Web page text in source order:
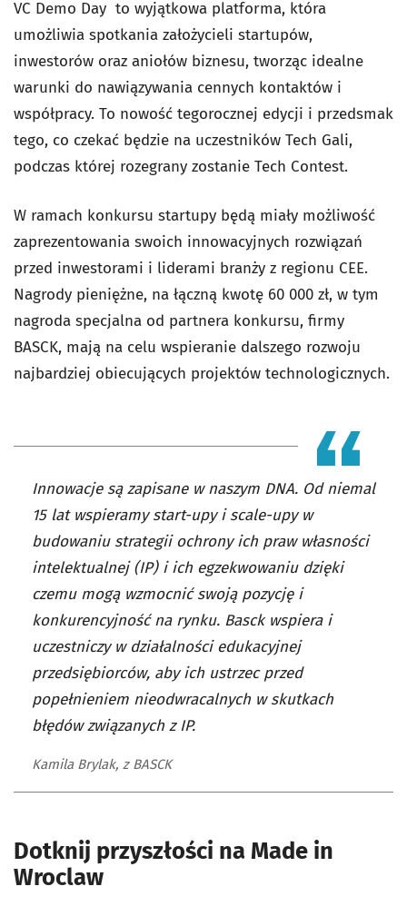
VC Demo Day to wyjątkowa platforma, która
umożliwia spotkania założycieli startupów,
inwestorów oraz aniołów biznesu, tworząc idealne
warunki do nawiązywania cennych kontaktów i
współpracy. To nowość tegorocznej edycji i przedsmak
tego, co czekać będzie na uczestników Tech Gali,
podczas której rozegrany zostanie Tech Contest.
W ramach konkursu startupy będą miały możliwość
zaprezentowania swoich innowacyjnych rozwiązań
przed inwestorami i liderami branży z regionu CEE.
Nagrody pieniężne, na łączną kwotę 60 000 zł, w tym
nagroda specjalna od partnera konkursu, firmy
BASCK, mają na celu wspieranie dalszego rozwoju
najbardziej obiecujących projektów technologicznych.
Innowacje są zapisane w naszym DNA. Od niemal
15 lat wspieramy start-upy i scale-upy w
budowaniu strategii ochrony ich praw własności
intelektualnej (IP) i ich egzekwowaniu dzięki
czemu mogą wzmocnić swoją pozycję i
konkurencyjność na rynku. Basck wspiera i
uczestniczy w działalności edukacyjnej
przedsiębiorców, aby ich ustrzec przed
popełnieniem nieodwracalnych w skutkach
błędów związanych z IP.
Kamila Brylak, z BASCK
Dotknij przyszłości na Made in
Wroclaw